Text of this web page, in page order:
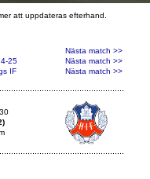
att uppdateras efterhand.
Nästa match >>
25
Nästa match >>
IF Nästa match >>